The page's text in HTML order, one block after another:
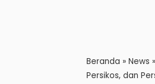
Beranda » News »
Persikos, dan